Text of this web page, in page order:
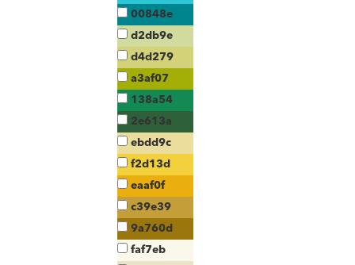
00848e
d2db9e
d4d279
a3af07
138a54
2e613a
ebdd9c
f2d13d
eaaf0f
c39e39
9a760d
faf7eb